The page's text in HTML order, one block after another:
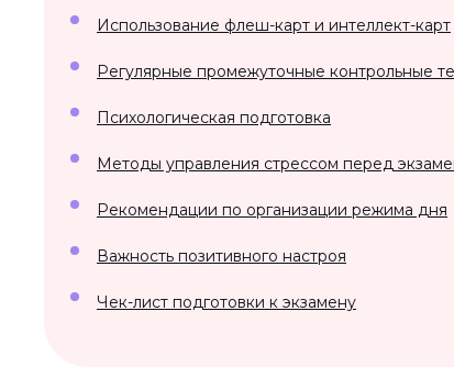
Использование флеш-карт и интеллект-карт
Регулярные промежуточные контрольные
Психологическая подготовка
Методы управления стрессом перед
Рекомендации по организации режима дня
Важность позитивного настроя
Чек-лист подготовки к экзамену